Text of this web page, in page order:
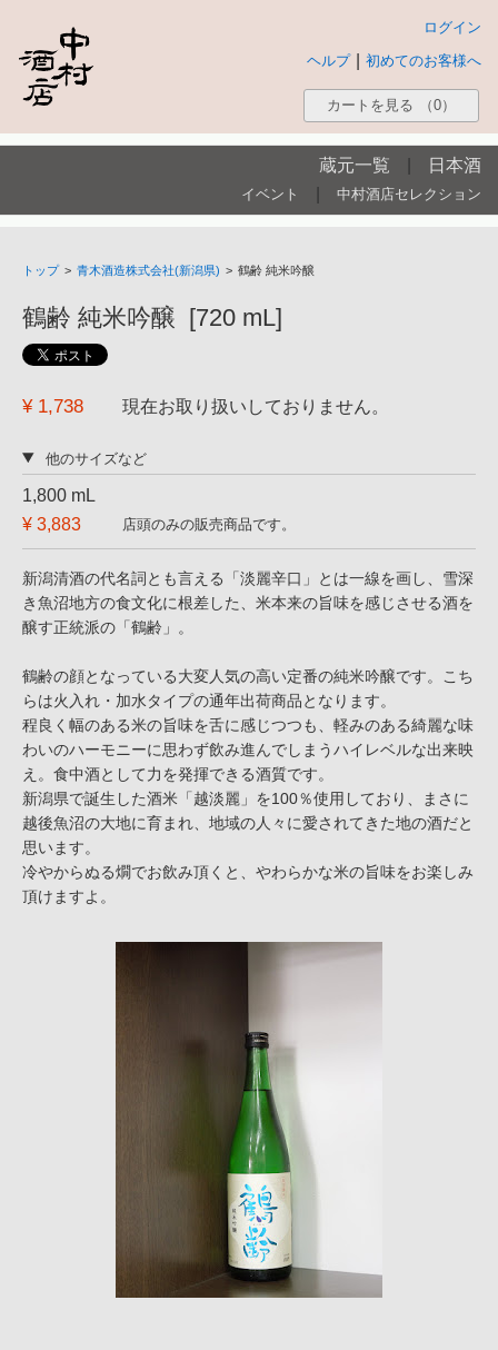
ログイン
初めてのお客様へ
ヘルプ
カートを見る （0）
蔵元一覧 日本酒
イベント 中村酒店セレクション
トップ > 青木酒造株式会社(新潟県) > 鶴齢 純米吟醸
鶴齢 純米吟醸 [720 mL]
¥ 1,738 現在お取り扱いしておりません。
他のサイズなど
1,800 mL
¥ 3,883
店頭のみの販売商品です。
新潟清酒の代名詞とも言える「淡麗辛口」とは一線を画し、雪深
き魚沼地方の食文化に根差した、米本来の旨味を感じさせる酒を
醸す正統派の「鶴齢」。
鶴齢の顔となっている大変人気の高い定番の純米吟醸です。こち
らは火入れ・加水タイプの通年出荷商品となります。
程良く幅のある米の旨味を舌に感じつつも、軽みのある綺麗な味
わいのハーモニーに思わず飲み進んでしまうハイレベルな出来映
え。食中酒として力を発揮できる酒質です。
新潟県で誕生した酒米「越淡麗」を100％使用しており、まさに
越後魚沼の大地に育まれ、地域の人々に愛されてきた地の酒だと
思います。
冷やからぬる燗でお飲み頂くと、やわらかな米の旨味をお楽しみ
頂けますよ。